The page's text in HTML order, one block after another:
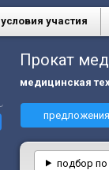
условия участия
Прокат
медицинская
подбор